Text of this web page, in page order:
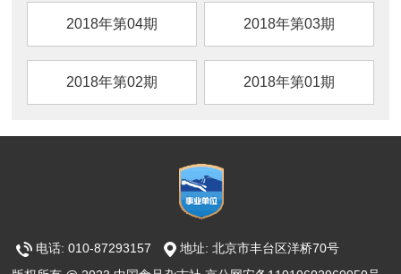
2018年第04期 2018年第03期
2018年第02期 2018年第01期
电话: 010-87293157
地址: 北京市丰台区洋桥70号